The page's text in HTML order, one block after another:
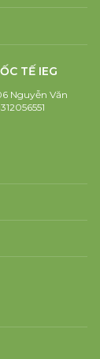
TẾ IEG
Nguyễn Văn